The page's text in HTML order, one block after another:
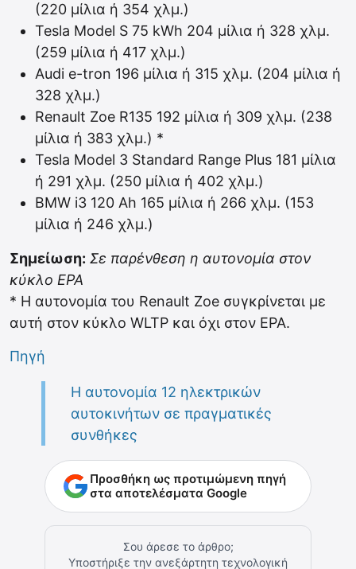
(220 μίλια ή 354 χλμ.)
Tesla Model S 75 kWh 204 μίλια ή 328 χλμ.
(259 μίλια ή 417 χλμ.)
Audi e-tron 196 μίλια ή 315 χλμ. (204 μίλια ή
328 χλμ.)
Renault Zoe R135 192 μίλια ή 309 χλμ. (238
μίλια ή 383 χλμ.) *
Tesla Model 3 Standard Range Plus 181 μίλια
ή 291 χλμ. (250 μίλια ή 402 χλμ.)
BMW i3 120 Ah 165 μίλια ή 266 χλμ. (153
μίλια ή 246 χλμ.)
Σημείωση: Σε παρένθεση η αυτονομία στον
κύκλο EPA
* Η αυτονομία του Renault Zoe συγκρίνεται με
αυτή στον κύκλο WLTP και όχι στον EPA.
Πηγή
Η αυτονομία 12 ηλεκτρικών
αυτοκινήτων σε πραγματικές
συνθήκες
Προσθήκη ως προτιμώμενη πηγή
στα αποτελέσματα Google
Σου άρεσε το άρθρο;
Υποστήριξε την ανεξάρτητη τεχνολογική